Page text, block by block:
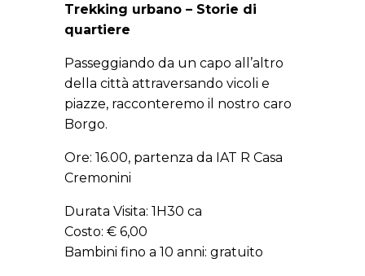
Trekking urbano – Storie di
quartiere
Passeggiando da un capo all’altro
della città attraversando vicoli e
piazze, racconteremo il nostro caro
Borgo.
Ore: 16.00, partenza da IAT R Casa
Cremonini
Durata Visita: 1H30 ca
Costo: € 6,00
Bambini fino a 10 anni: gratuito